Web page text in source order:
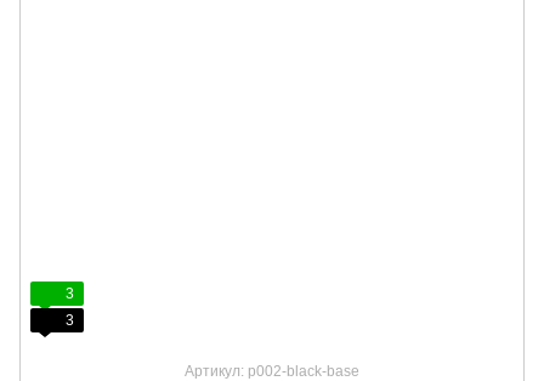
3
3
Артикул: p002-black-base